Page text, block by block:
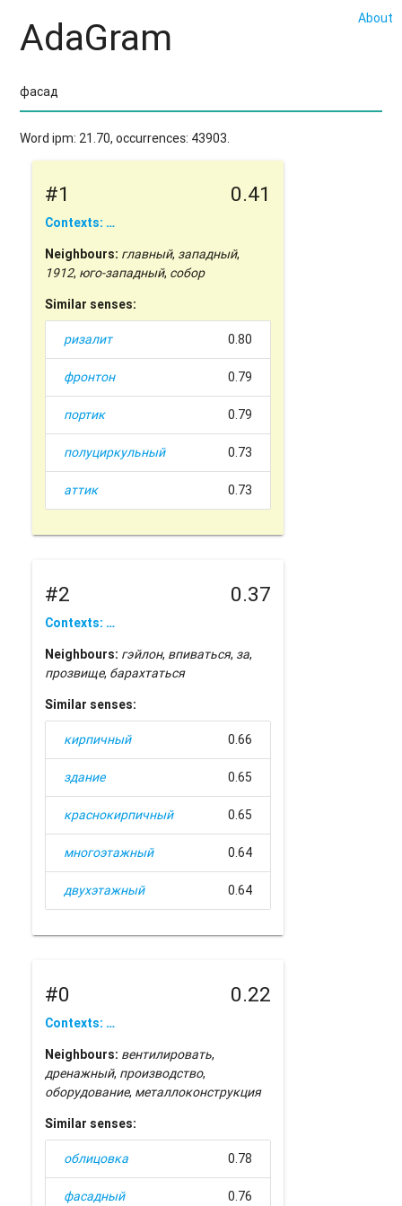
About
AdaGram
Word ipm: 21.70, occurrences: 43903.
#1 0.41
Contexts: …
Neighbours: главный, западный,
1912, юго-западный, собор
Similar senses:
ризалит 0.80
фронтон 0.79
портик 0.79
полуциркульный 0.73
аттик 0.73
#2 0.37
Contexts: …
Neighbours: гэйлон, впиваться, за,
прозвище, барахтаться
Similar senses:
кирпичный 0.66
здание 0.65
краснокирпичный 0.65
многоэтажный 0.64
двухэтажный 0.64
#0 0.22
Contexts: …
Neighbours: вентилировать,
дренажный, производство,
оборудование, металлоконструкция
Similar senses:
облицовка 0.78
фасадный 0.76